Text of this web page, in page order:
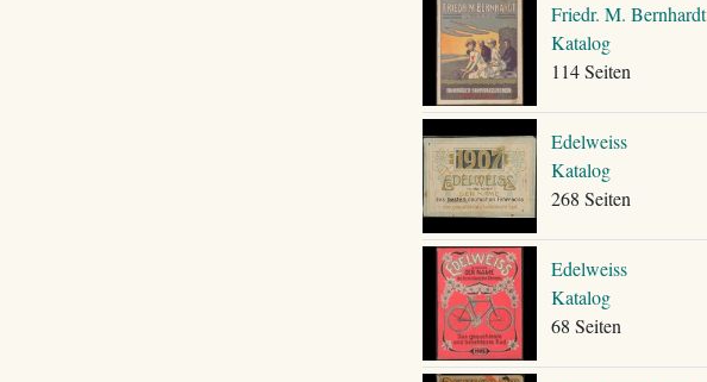
Friedr. M. Bernhardt
Katalog
114 Seiten
Edelweiss
Katalog
268 Seiten
Edelweiss
Katalog
68 Seiten